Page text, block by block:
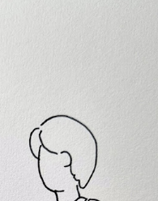
취업지원 참여 참여 여부
취업제도 는 취업을 준비하
한 기회를 제공하면서 자립을
의 제도라기보다 생계급여를
태를 말합니다. [조건부과 생